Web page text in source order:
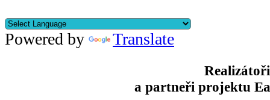
Powered by Translate
Realizátoři
a partneři projektu